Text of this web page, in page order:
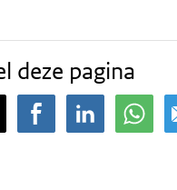
deze pagina